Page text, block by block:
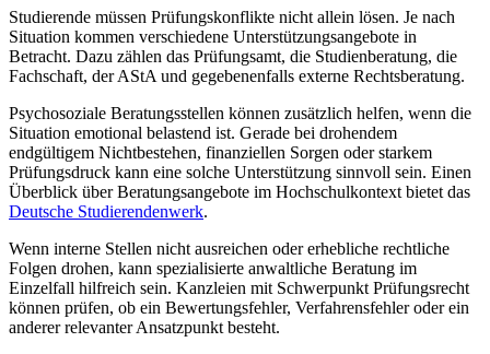
Studierende müssen Prüfungskonflikte nicht allein lösen. Je nach
Situation kommen verschiedene Unterstützungsangebote in
Betracht. Dazu zählen das Prüfungsamt, die Studienberatung, die
Fachschaft, der AStA und gegebenenfalls externe Rechtsberatung.
Psychosoziale Beratungsstellen können zusätzlich helfen, wenn die
Situation emotional belastend ist. Gerade bei drohendem
endgültigem Nichtbestehen, finanziellen Sorgen oder starkem
Prüfungsdruck kann eine solche Unterstützung sinnvoll sein. Einen
Überblick über Beratungsangebote im Hochschulkontext bietet das
Deutsche Studierendenwerk.
Wenn interne Stellen nicht ausreichen oder erhebliche rechtliche
Folgen drohen, kann spezialisierte anwaltliche Beratung im
Einzelfall hilfreich sein. Kanzleien mit Schwerpunkt Prüfungsrecht
können prüfen, ob ein Bewertungsfehler, Verfahrensfehler oder ein
anderer relevanter Ansatzpunkt besteht.